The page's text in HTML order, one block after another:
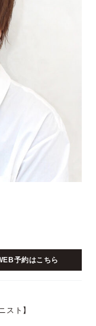
予約はこちら
スト】